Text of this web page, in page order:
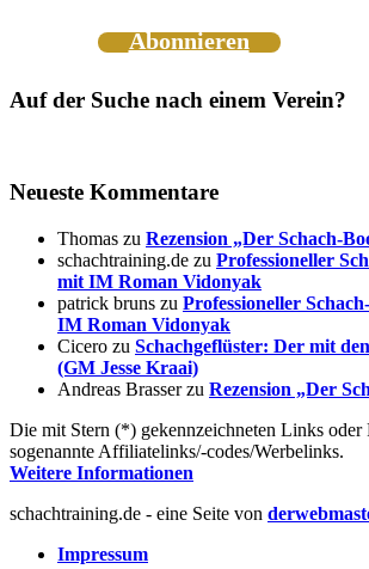
Abonnieren
Auf der Suche nach einem Verein?
Neueste Kommentare
Thomas zu Rezension „Der Schach-
schachtraining.de zu Professioneller
mit IM Roman Vidonyak
patrick bruns zu Professioneller
IM Roman Vidonyak
Cicero zu Schachgeflüster: Der mit
(GM Jesse Kraai)
Andreas Brasserzu Rezension „Der
Die mit Stern (*) gekennzeichneten Links oder
sogenannte Affiliatelinks/-codes/Werbelinks.
Weitere Informationen
schachtraining.de - eine Seite von
Impressum